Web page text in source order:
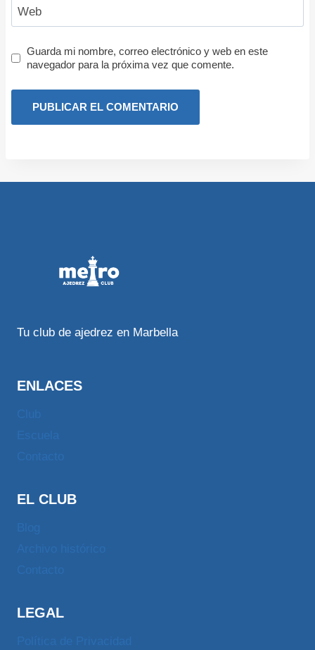
Web
Guarda mi nombre, correo electrónico y web en este
navegador para la próxima vez que comente.
Tu club de ajedrez en Marbella
ENLACES
EL CLUB
LEGAL